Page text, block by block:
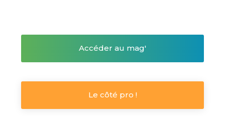
Accéder au mag'
Le côté pro !